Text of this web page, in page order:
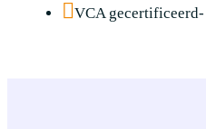
VCA